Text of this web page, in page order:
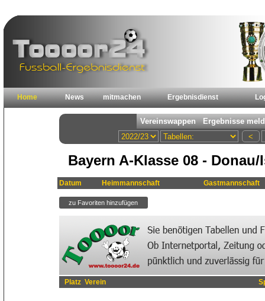
Home News mitmachen Ergebnisdienst
Bayern A-Klasse 08 - Donau/
Datum Heimmannschaft Gastmannschaft
Platz Verein